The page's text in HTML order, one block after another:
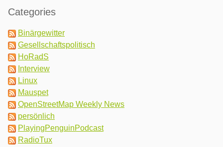
Categories
Binärgewitter
Gesellschaftspolitisch
HoRadS
Interview
Linux
Mauspet
OpenStreetMap Weekly News
persönlich
PlayingPenguinPodcast
RadioTux